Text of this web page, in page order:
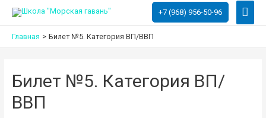
+7 (968) 956-50-96
Главная Билет №5. Категория ВП/ВВП
Билет №5. Категория ВП/
ВВП